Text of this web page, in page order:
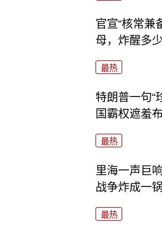
官宣“核常兼
母，炸醒多
最热
特朗普一句“
国霸权遮羞布
最热
里海一声巨
战争炸成一锅
最热